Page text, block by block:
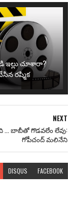
ఇల్లు చూశారా?
రష్మిక
NEXT
... బాబీతో గొడ‌వ‌లేం లేవు:
గోపీచంద్ మలినేని
DISQUS FACEBOOK